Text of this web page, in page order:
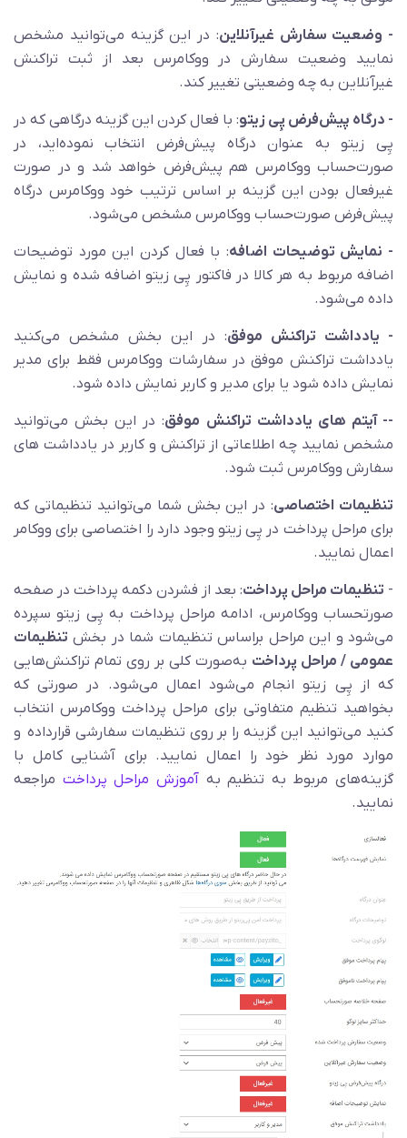
- وضعیت سفارش غیرآنلاین: در این گزینه می‌توانید مشخص
نمایید وضعیت سفارش‌ در ووکامرس بعد از ثبت تراکنش
غیرآنلاین به چه وضعیتی تغییر کند.
- درگاه پیش‌فرض پِی زیتو: با فعال کردن این گزینه درگاهی که در
پِی زیتو به عنوان درگاه پیش‌فرض انتخاب نموده‌اید، در
صورت‌حساب ووکامرس هم پیش‌فرض خواهد شد و در صورت
غیرفعال بودن این گزینه بر اساس ترتیب خود ووکامرس درگاه
پیش‌فرض صورت‌حساب ووکامرس مشخص می‌شود.
- نمایش توضیحات اضافه: با فعال کردن این مورد توضیحات
اضافه مربوط به هر کالا در فاکتور پِی زیتو اضافه شده و نمایش
داده می‌شود.
- یادداشت تراکنش موفق: در این بخش مشخص می‌کنید
یادداشت تراکنش موفق در سفارشات ووکامرس فقط برای مدیر
نمایش داده شود یا برای مدیر و کاربر نمایش داده شود.
-- آیتم های یادداشت تراکنش موفق: در این بخش می‌توانید
مشخص نمایید چه اطلاعاتی از تراکنش و کاربر در یادداشت های
سفارش ووکامرس ثبت شود.
تنظیمات اختصاصی: در این بخش شما می‌توانید تنظیماتی که
برای مراحل پرداخت در پِی زیتو وجود دارد را اختصاصی برای ووکامر
اعمال نمایید.
- تنظیمات مراحل پرداخت: بعد از فشردن دکمه پرداخت در صفحه
صورتحساب ووکامرس، ادامه مراحل پرداخت به پِی زیتو سپرده
می‌شود و این مراحل براساس تنظیمات شما در بخش تنظیمات
عمومی / مراحل پرداخت به‌صورت کلی بر روی تمام تراکنش‌هایی
که از پِی زیتو انجام می‌شود اعمال می‌شود. در صورتی که
بخواهید تنظیم متفاوتی برای مراحل پرداخت ووکامرس انتخاب
کنید می‌توانید این گزینه را بر روی تنظیمات سفارشی قرارداده و
موارد مورد نظر خود را اعمال نمایید. برای آشنایی کامل با
گزینه‌های مربوط به تنظیم بهآموزش مراحل پرداخت مراجعه
نمایید.